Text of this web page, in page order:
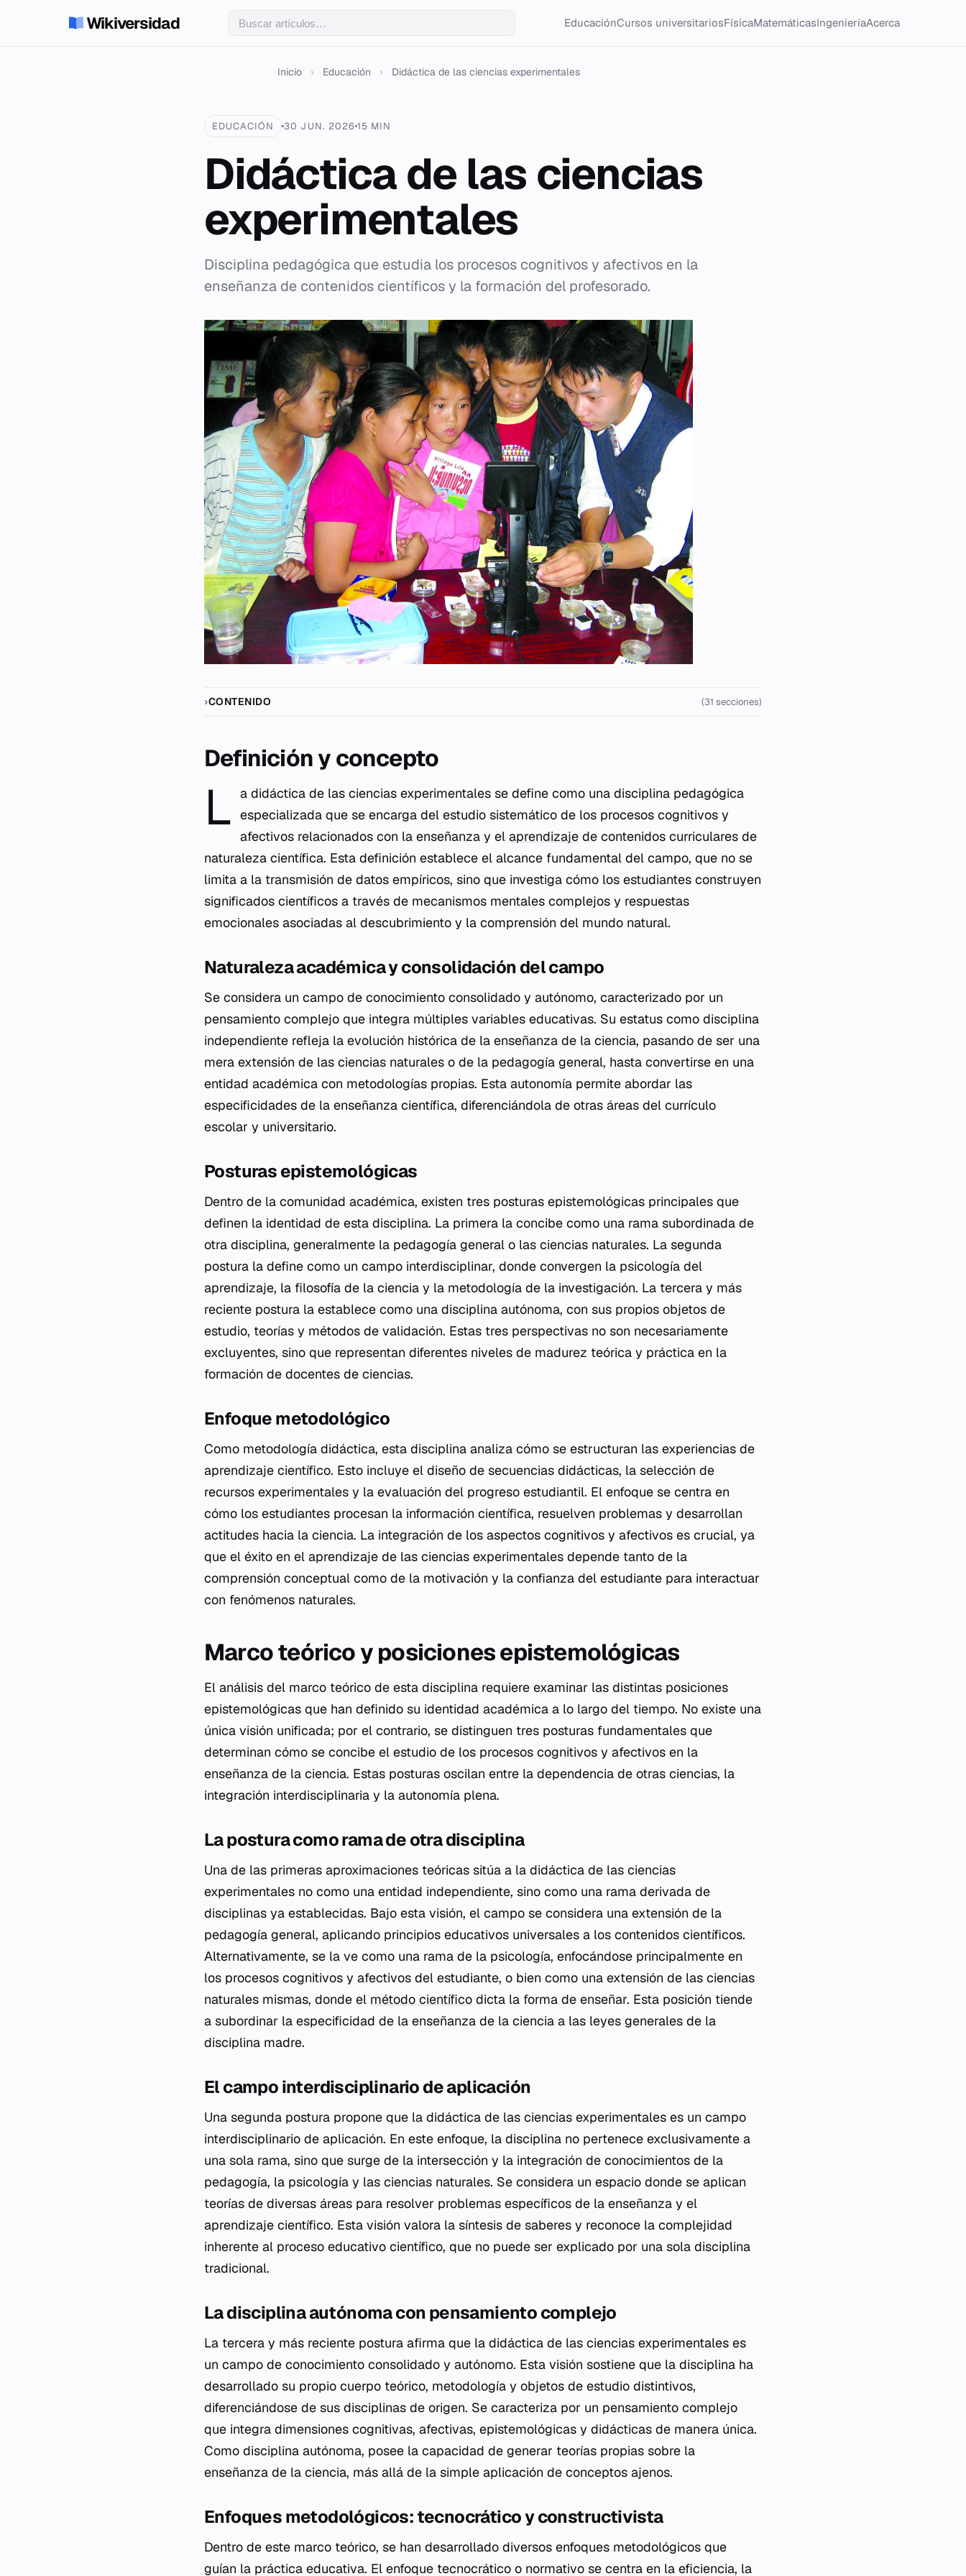
Wikiversidad EducaciónCursos universitariosFísicaMatemáticasIngenieríaAcerca
Inicio › Educación › Didáctica de las ciencias experimentales
EDUCACIÓN 30 JUN. 2026 15 MIN
Didáctica de las ciencias
experimentales
Disciplina pedagógica que estudia los procesos cognitivos y afectivos en la
enseñanza de contenidos científicos y la formación del profesorado.
CONTENIDO (31 secciones)
Definición y concepto
L a didáctica de las ciencias experimentales se define como una disciplina pedagógica
especializada que se encarga del estudio sistemático de los procesos cognitivos y
afectivos relacionados con la enseñanza y elaprendizaje de contenidos curriculares de
naturaleza científica. Esta definición establece el alcance fundamental del campo, que no se
limita a la transmisión de datos empíricos, sino que investiga cómo los estudiantes construyen
significados científicos a través de mecanismos mentales complejos y respuestas
emocionales asociadas al descubrimiento y la comprensión del mundo natural.
Naturaleza académica y consolidación del campo
Se considera un campo de conocimiento consolidado y autónomo, caracterizado por un
pensamiento complejo que integra múltiples variables educativas. Su estatus como disciplina
independiente refleja la evolución histórica de la enseñanza de la ciencia, pasando de ser una
mera extensión de las ciencias naturales o de la pedagogía general, hasta convertirse en una
entidad académica con metodologías propias. Esta autonomía permite abordar las
especificidades de la enseñanza científica, diferenciándola de otras áreas del currículo
escolar y universitario.
Posturas epistemológicas
Dentro de la comunidad académica, existen tres posturas epistemológicas principales que
definen la identidad de esta disciplina. La primera la concibe como una rama subordinada de
otra disciplina, generalmente la pedagogía general o las ciencias naturales. La segunda
postura la define como un campo interdisciplinar, donde convergen la psicología del
aprendizaje, la filosofía de la ciencia y la metodología de la investigación. La tercera y más
reciente postura la establece como una disciplina autónoma, con sus propios objetos de
estudio, teorías y métodos de validación. Estas tres perspectivas no son necesariamente
excluyentes, sino que representan diferentes niveles de madurez teórica y práctica en la
formación de docentes de ciencias.
Enfoque metodológico
Como metodología didáctica, esta disciplina analiza cómo se estructuran las experiencias de
aprendizaje científico. Esto incluye el diseño de secuencias didácticas, la selección de
recursos experimentales y la evaluación del progreso estudiantil. El enfoque se centra en
cómo los estudiantes procesan la información científica, resuelven problemas y desarrollan
actitudes hacia la ciencia. La integración de los aspectos cognitivos y afectivos es crucial, ya
que el éxito en el aprendizaje de las ciencias experimentales depende tanto de la
comprensión conceptual como de la motivación y la confianza del estudiante para interactuar
con fenómenos naturales.
Marco teórico y posiciones epistemológicas
El análisis del marco teórico de esta disciplina requiere examinar las distintas posiciones
epistemológicas que han definido su identidad académica a lo largo del tiempo. No existe una
única visión unificada; por el contrario, se distinguen tres posturas fundamentales que
determinan cómo se concibe el estudio de los procesos cognitivos y afectivos en la
enseñanza de la ciencia. Estas posturas oscilan entre la dependencia de otras ciencias, la
integración interdisciplinaria y la autonomía plena.
La postura como rama de otra disciplina
Una de las primeras aproximaciones teóricas sitúa a la didáctica de las ciencias
experimentales no como una entidad independiente, sino como una rama derivada de
disciplinas ya establecidas. Bajo esta visión, el campo se considera una extensión de la
pedagogía general, aplicando principios educativos universales a los contenidos científicos.
Alternativamente, se la ve como una rama de la psicología, enfocándose principalmente en
los procesos cognitivos y afectivos del estudiante, o bien como una extensión de las ciencias
naturales mismas, donde el método científico dicta la forma de enseñar. Esta posición tiende
a subordinar la especificidad de la enseñanza de la ciencia a las leyes generales de la
disciplina madre.
El campo interdisciplinario de aplicación
Una segunda postura propone que la didáctica de las ciencias experimentales es un campo
interdisciplinario de aplicación. En este enfoque, la disciplina no pertenece exclusivamente a
una sola rama, sino que surge de la intersección y la integración de conocimientos de la
pedagogía, la psicología y las ciencias naturales. Se considera un espacio donde se aplican
teorías de diversas áreas para resolver problemas específicos de la enseñanza y el
aprendizaje científico. Esta visión valora la síntesis de saberes y reconoce la complejidad
inherente al proceso educativo científico, que no puede ser explicado por una sola disciplina
tradicional.
La disciplina autónoma con pensamiento complejo
La tercera y más reciente postura afirma que la didáctica de las ciencias experimentales es
un campo de conocimiento consolidado y autónomo. Esta visión sostiene que la disciplina ha
desarrollado su propio cuerpo teórico, metodología y objetos de estudio distintivos,
diferenciándose de sus disciplinas de origen. Se caracteriza por un pensamiento complejo
que integra dimensiones cognitivas, afectivas, epistemológicas y didácticas de manera única.
Como disciplina autónoma, posee la capacidad de generar teorías propias sobre la
enseñanza de la ciencia, más allá de la simple aplicación de conceptos ajenos.
Enfoques metodológicos: tecnocrático y constructivista
Dentro de este marco teórico, se han desarrollado diversos enfoques metodológicos que
guían la práctica educativa. El enfoque tecnocrático o normativo se centra en la eficiencia, la